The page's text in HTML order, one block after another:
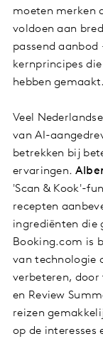
moeten merken
voldoen aan
passend
kernprincipes
hebben
Veel
van AI-
betrekken bij
ervaringen.
'Scan & Kook'-
recepten
ingrediënten die
Booking.com is
van technologie
verbeteren,
en Review
reizen
op de interesses